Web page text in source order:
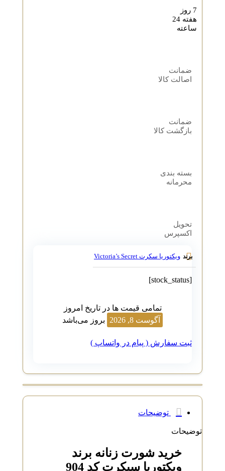
هفته 24
ساعته
ضمانت
اصالت کالا
ضمانت
بازگشت کالا
بسته بندی
محرمانه
تحویل
اکسپرس
ویکتوریا سکرت Victoria’s Secret
تمامی قیمت ها در تاریخ امروز
آگوست 8, 2026
بروز می‌باشد
ثبت سفارش ( پیام در واتساپ )
توضیحات
توضیحات
خرید شورت زنانه برند
ویکتوریا سیکرت کد 904